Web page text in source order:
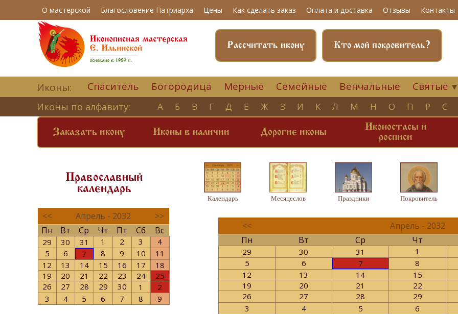
О мастерской Благословение Патриарха Цены Как сделать заказ Оплата и доставка Отзывы Контакты
Кто мой покровитель?
Рассчитать икону
Иконы: Спаситель Богородица Мерные Семейные Венчальные Святые ▼
Иконы по алфавиту: А Б В Г Д Е Ж З И К Л М Н О П Р С
Заказать икону Иконы в наличии Дорогие иконы
Иконостасы и
росписи
Православный
календарь
<< Апрель - 2032
>>
Пн
Вт Ср Чт Пт Сб Вс
29 30 31 1 2 3
4
5
6 7 8 9 10
11
12
13 14 15 16 17
18
19
20 21 22 23 24
25
26
27 28 29 30 1
2
3
4 5 6 7 8 9
Календарь Месяцеслов Праздники Покровитель
<< Апрель - 2032
Пн
Вт Ср Чт
29 30 31 1
5
6 7 8
12
13 14 15
19
20 21 22
26
27 28 29
3
4 5 6